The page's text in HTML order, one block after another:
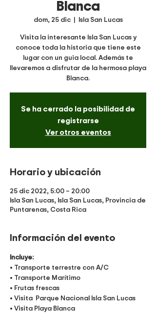
Blanca
dom, 25 dic
  |
Isla San Lucas
Visita la interesante Isla San Lucas y
conoce toda la historia que tiene este
lugar con un guia local. Además te
llevaremos a disfrutar de la hermosa playa
Blanca.
Se ha cerrado la posibilidad de
registrarse
Ver otros eventos
Horario y ubicación
25 dic 2022, 5:00 – 20:00
Isla San Lucas, Isla San Lucas, Provincia de
Puntarenas, Costa Rica
Información del evento
Incluye:
• Transporte terrestre con A/C
• Transporte Marítimo
• Frutas frescas
• Visita  Parque Nacional Isla San Lucas
• Visita Playa Blanca